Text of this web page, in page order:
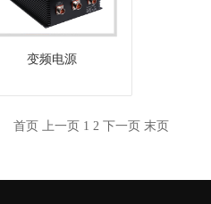
变频电源
首页 上一页 1 2 下一页 末页